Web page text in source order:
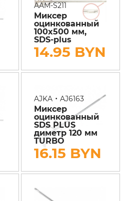
AAM-S211
Миксер
оцинкованный
100x500 мм,
SDS-plus
14.95 BYN
AJKA •AJ6163
Миксер
оцинкованный
SDS PLUS
диметр 120 мм
TURBO
16.15 BYN